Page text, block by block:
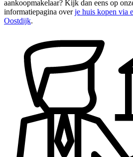
aankoopmakelaar? Kijk dan eens op
informatiepagina overje huis kopen via
Oostdijk.